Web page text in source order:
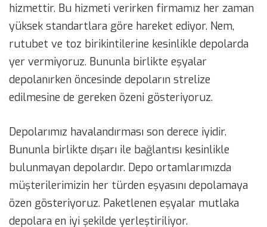
hizmettir. Bu hizmeti verirken firmamız her zaman
yüksek standartlara göre hareket ediyor. Nem,
rutubet ve toz birikintilerine kesinlikle depolarda
yer vermiyoruz. Bununla birlikte eşyalar
depolanırken öncesinde depoların strelize
edilmesine de gereken özeni gösteriyoruz.
Depolarımız havalandırması son derece iyidir.
Bununla birlikte dışarı ile bağlantısı kesinlikle
bulunmayan depolardır. Depo ortamlarımızda
müşterilerimizin her türden eşyasını depolamaya
özen gösteriyoruz. Paketlenen eşyalar mutlaka
depolara en iyi şekilde yerleştiriliyor.